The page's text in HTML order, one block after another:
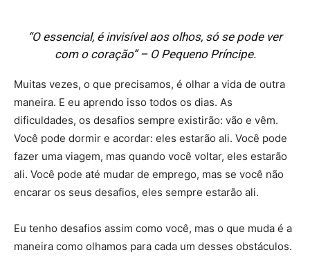
“O essencial, é invisível aos olhos, só se pode ver
com o coração” – O Pequeno Príncipe.
Muitas vezes, o que precisamos, é olhar a vida de outra
maneira. E eu aprendo isso todos os dias. As
dificuldades, os desafios sempre existirão: vão e vêm.
Você pode dormir e acordar: eles estarão ali. Você pode
fazer uma viagem, mas quando você voltar, eles estarão
ali. Você pode até mudar de emprego, mas se você não
encarar os seus desafios, eles sempre estarão ali.
Eu tenho desafios assim como você, mas o que muda é a
maneira como olhamos para cada um desses obstáculos.